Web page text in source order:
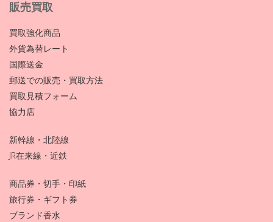
販売買取
買取強化商品
外貨為替レート
国際送金
郵送での販売・買取方法
買取見積フォーム
協力店
新幹線・北陸線
JR在来線・近鉄
商品券・切手・印紙
旅行券・ギフト券
ブランド香水